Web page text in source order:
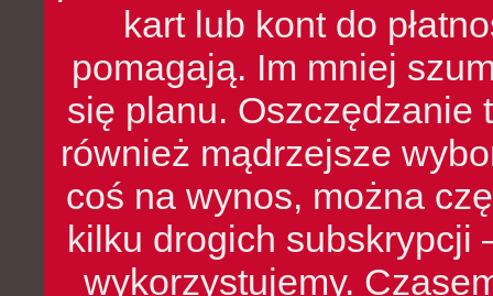
kart lub kont do
pomagają. Im mniej
się planu. Oszczędzanie
również mądrzejsze
coś na wynos, można
kilku drogich subskrypcji
wykorzystujemy.